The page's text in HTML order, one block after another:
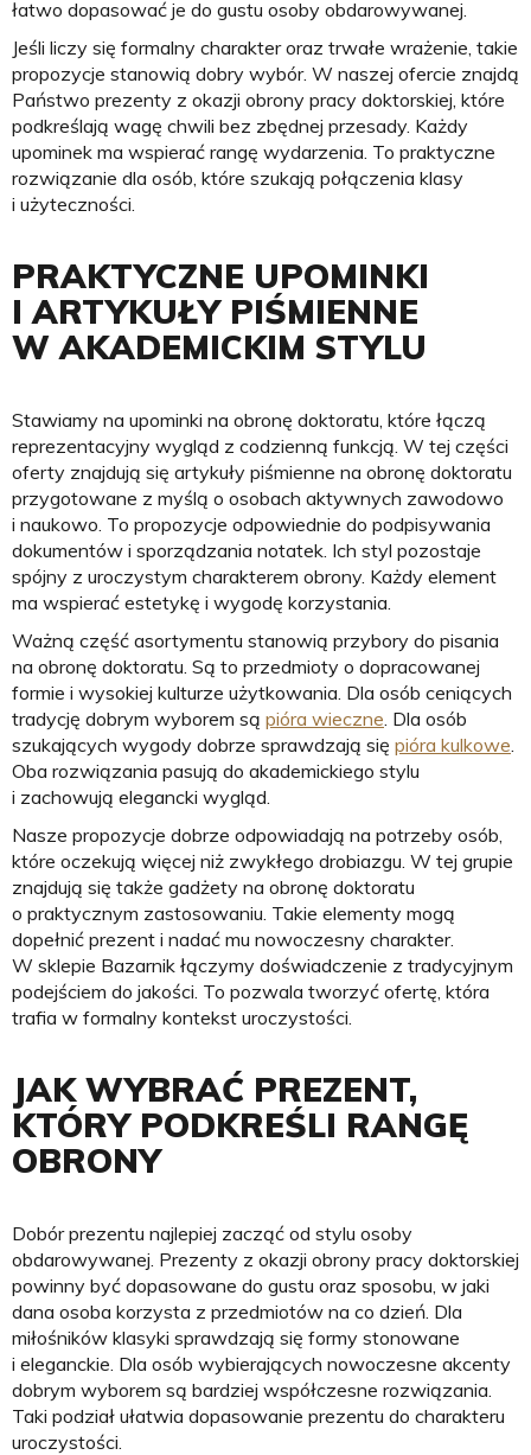
łatwo dopasować je do gustu osoby obdarowywanej.
Jeśli liczy się formalny charakter oraz trwałe wrażenie, takie
propozycje stanowią dobry wybór. W naszej ofercie znajdą
Państwo prezenty z okazji obrony pracy doktorskiej, które
podkreślają wagę chwili bez zbędnej przesady. Każdy
upominek ma wspierać rangę wydarzenia. To praktyczne
rozwiązanie dla osób, które szukają połączenia klasy
i użyteczności.
PRAKTYCZNE UPOMINKI
I ARTYKUŁY PIŚMIENNE
W AKADEMICKIM STYLU
Stawiamy na upominki na obronę doktoratu, które łączą
reprezentacyjny wygląd z codzienną funkcją. W tej części
oferty znajdują się artykuły piśmienne na obronę doktoratu
przygotowane z myślą o osobach aktywnych zawodowo
i naukowo. To propozycje odpowiednie do podpisywania
dokumentów i sporządzania notatek. Ich styl pozostaje
spójny z uroczystym charakterem obrony. Każdy element
ma wspierać estetykę i wygodę korzystania.
Ważną część asortymentu stanowią przybory do pisania
na obronę doktoratu. Są to przedmioty o dopracowanej
formie i wysokiej kulturze użytkowania. Dla osób ceniących
tradycję dobrym wyborem są pióra wieczne . Dla osób
szukających wygody dobrze sprawdzają się pióra kulkowe
Oba rozwiązania pasują do akademickiego stylu
i zachowują elegancki wygląd.
Nasze propozycje dobrze odpowiadają na potrzeby osób,
które oczekują więcej niż zwykłego drobiazgu. W tej grupie
znajdują się także gadżety na obronę doktoratu
o praktycznym zastosowaniu. Takie elementy mogą
dopełnić prezent i nadać mu nowoczesny charakter.
W sklepie Bazarnik łączymy doświadczenie z tradycyjnym
podejściem do jakości. To pozwala tworzyć ofertę, która
trafia w formalny kontekst uroczystości.
JAK WYBRAĆ PREZENT,
KTÓRY PODKREŚLI RANGĘ
OBRONY
Dobór prezentu najlepiej zacząć od stylu osoby
obdarowywanej. Prezenty z okazji obrony pracy doktorskiej
powinny być dopasowane do gustu oraz sposobu, w jaki
dana osoba korzysta z przedmiotów na co dzień. Dla
miłośników klasyki sprawdzają się formy stonowane
i eleganckie. Dla osób wybierających nowoczesne akcenty
dobrym wyborem są bardziej współczesne rozwiązania.
Taki podział ułatwia dopasowanie prezentu do charakteru
uroczystości.